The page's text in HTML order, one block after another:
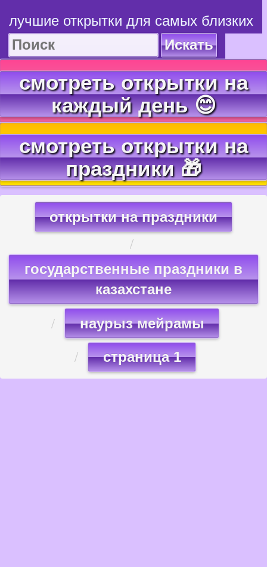
лучшие открытки для самых близких
Искать
смотреть открытки на
каждый день 😊
смотреть открытки на
праздники 🎁
открытки на праздники
государственные праздники в
казахстане
наурыз мейрамы
страница 1